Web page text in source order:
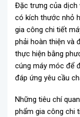
Đặc trưng của dịch
có kích thước nhỏ
gia công chi tiết
phải hoàn thiện và
thực hiện bằng
cúng máy móc để
đáp ứng yêu cầu
Những tiêu chí
phẩm gia công chi